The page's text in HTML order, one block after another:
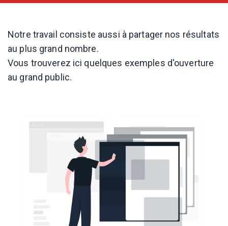
Notre travail consiste aussi à partager nos résultats
au plus grand nombre.
Vous trouverez ici quelques exemples d'ouverture
au grand public.